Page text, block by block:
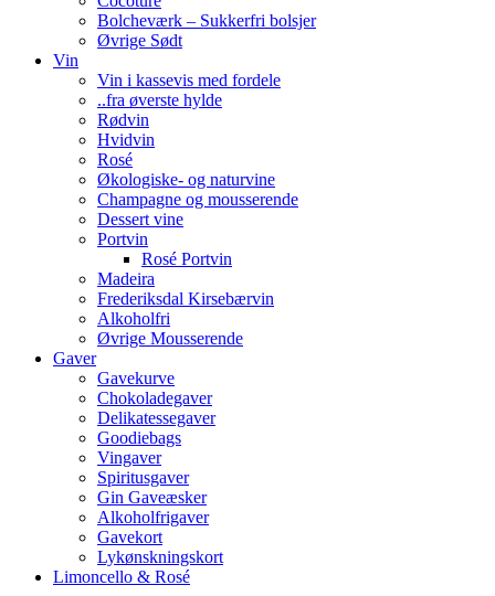
Bolcheværk – Sukkerfri bolsjer
Øvrige Sødt
Vin
Vin i kassevis med fordele
..fra øverste hylde
Rødvin
Hvidvin
Rosé
Økologiske- og naturvine
Champagne og mousserende
Dessert vine
Portvin
Rosé Portvin
Madeira
Frederiksdal Kirsebærvin
Alkoholfri
Øvrige Mousserende
Gaver
Gavekurve
Chokoladegaver
Delikatessegaver
Goodiebags
Vingaver
Spiritusgaver
Gin Gaveæsker
Alkoholfrigaver
Gavekort
Lykønskningskort
Limoncello & Rosé